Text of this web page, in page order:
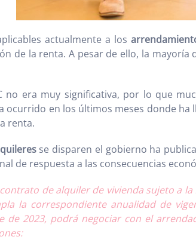
actualmente a los
de la renta. A pesar de ello, la mayoría
no era muy significativa, por lo que
ocurrido en los últimos meses donde ha
renta.
se disparen el gobierno ha
de respuesta a las consecuencias
de alquiler de vivienda sujeto a
la correspondiente anualidad de
de 2023, podrá negociar con el